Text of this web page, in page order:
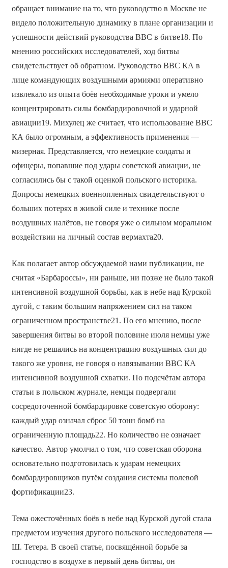
обращает внимание на то, что руководство в Москве не
видело положительную динамику в плане организации и
успешности действий руководства ВВС в битве18. По
мнению российских исследователей, ход битвы
свидетельствует об обратном. Руководство ВВС КА в
лице командующих воздушными армиями оперативно
извлекало из опыта боёв необходимые уроки и умело
концентрировать силы бомбардировочной и ударной
авиации19. Михулец же считает, что использование ВВС
КА было огромным, а эффективность применения —
мизерная. Представляется, что немецкие солдаты и
офицеры, попавшие под удары советской авиации, не
согласились бы с такой оценкой польского историка.
Допросы немецких военнопленных свидетельствуют о
больших потерях в живой силе и технике после
воздушных налётов, не говоря уже о сильном моральном
воздействии на личный состав вермахта20.
Как полагает автор обсуждаемой нами публикации, не
считая «Барбароссы», ни раньше, ни позже не было такой
интенсивной воздушной борьбы, как в небе над Курской
дугой, с таким большим напряжением сил на таком
ограниченном пространстве21. По его мнению, после
завершения битвы во второй половине июля немцы уже
нигде не решались на концентрацию воздушных сил до
такого же уровня, не говоря о навязывании ВВС КА
интенсивной воздушной схватки. По подсчётам автора
статьи в польском журнале, немцы подвергали
сосредоточенной бомбардировке советскую оборону:
каждый удар означал сброс 50 тонн бомб на
ограниченную площадь22. Но количество не означает
качество. Автор умолчал о том, что советская оборона
основательно подготовилась к ударам немецких
бомбардировщиков путём создания системы полевой
фортификации23.
Тема ожесточённых боёв в небе над Курской дугой стала
предметом изучения другого польского исследователя —
Ш. Тетера. В своей статье, посвящённой борьбе за
господство в воздухе в первый день битвы, он